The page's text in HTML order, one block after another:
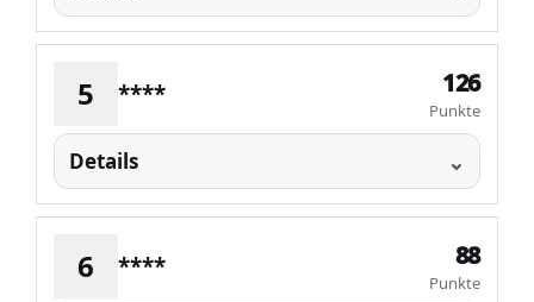
5 **** 126
Punkte
Details
6 **** 88
Punkte